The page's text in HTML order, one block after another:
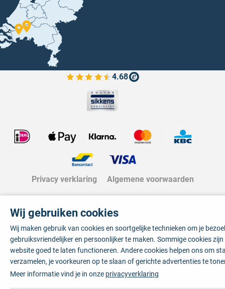
4.68
Bekijk de verfplaza beoordelingen
Privacy verklaring Algemene voorwaarden
Wij gebruiken cookies
Wij maken gebruik van cookies en soortgelijke technieken om je
gebruiksvriendelijker en persoonlijker te maken. Sommige cookies
website goed te laten functioneren. Andere cookies helpen ons om
verzamelen, je voorkeuren op te slaan of gerichte advertenties te
Meer informatie vind je in onze privacyverklaring